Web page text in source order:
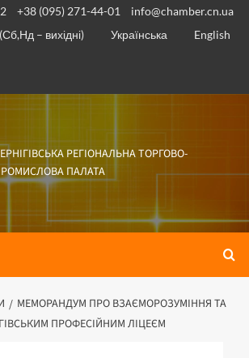
+38 (095) 271-44-01
info@chamber.cn.ua
– вихідні)
Українська
English
РЕГІОНАЛЬНА ТОРГОВО-
ПАЛАТА
МЕМОРАНДУМ ПРО ВЗАЄМОРОЗУМІННЯ ТА
ПРОФЕСІЙНИМ ЛІЦЕЄМ